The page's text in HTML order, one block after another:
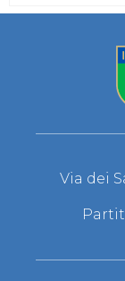
Via dei